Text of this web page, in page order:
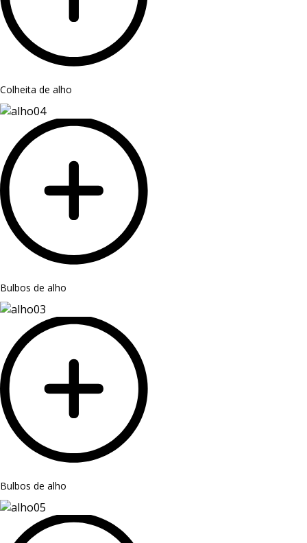
Colheita de alho
Bulbos de alho
Bulbos de alho